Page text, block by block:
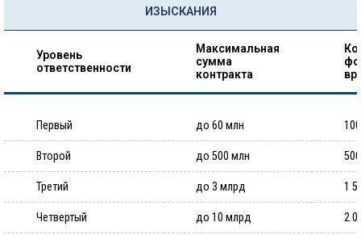
ИЗЫСКАНИЯ
Уровень
ответственности
Максимальная
сумма
контракта
Первый до 60 млн
Второй до 500 млн
Третий до 3 млрд 1
Четвертый до 10 млрд 2